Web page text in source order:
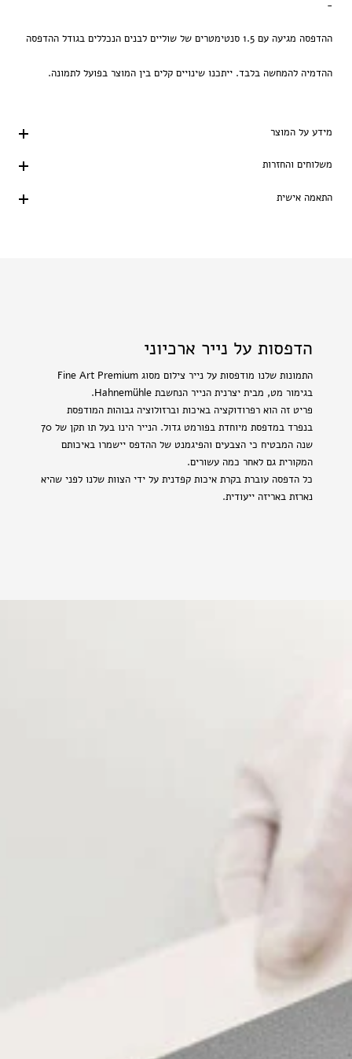
-
ההדפסה מגיעה עם 1.5 סנטימטרים של שוליים לבנים הנכללים בגודל ההדפסה
ההדמיה להמחשה בלבד. ייתכנו שינויים קלים בין המוצר בפועל לתמונה.
מידע על המוצר
משלוחים והחזרות
התאמה אישית
הדפסות על נייר ארכיוני
התמונות שלנו מודפסות על נייר צילום מסוג Fine Art Premium
בגימור מט, מבית יצרנית הנייר הנחשבת Hahnemühle.
פריט זה הוא רפרודוקציה באיכות וברזולוציה גבוהות המודפסת
בנפרד במדפסת מיוחדת בפורמט גדול. הנייר הינו בעל תו תקן של 70
שנה המבטיח כי הצבעים והפיגמנט של ההדפס יישמרו באיכותם
המקורית גם לאחר כמה עשורים.
כל הדפסה עוברת בקרת איכות קפדנית על ידי הצוות שלנו לפני שהיא
נארזת באריזה ייעודית.